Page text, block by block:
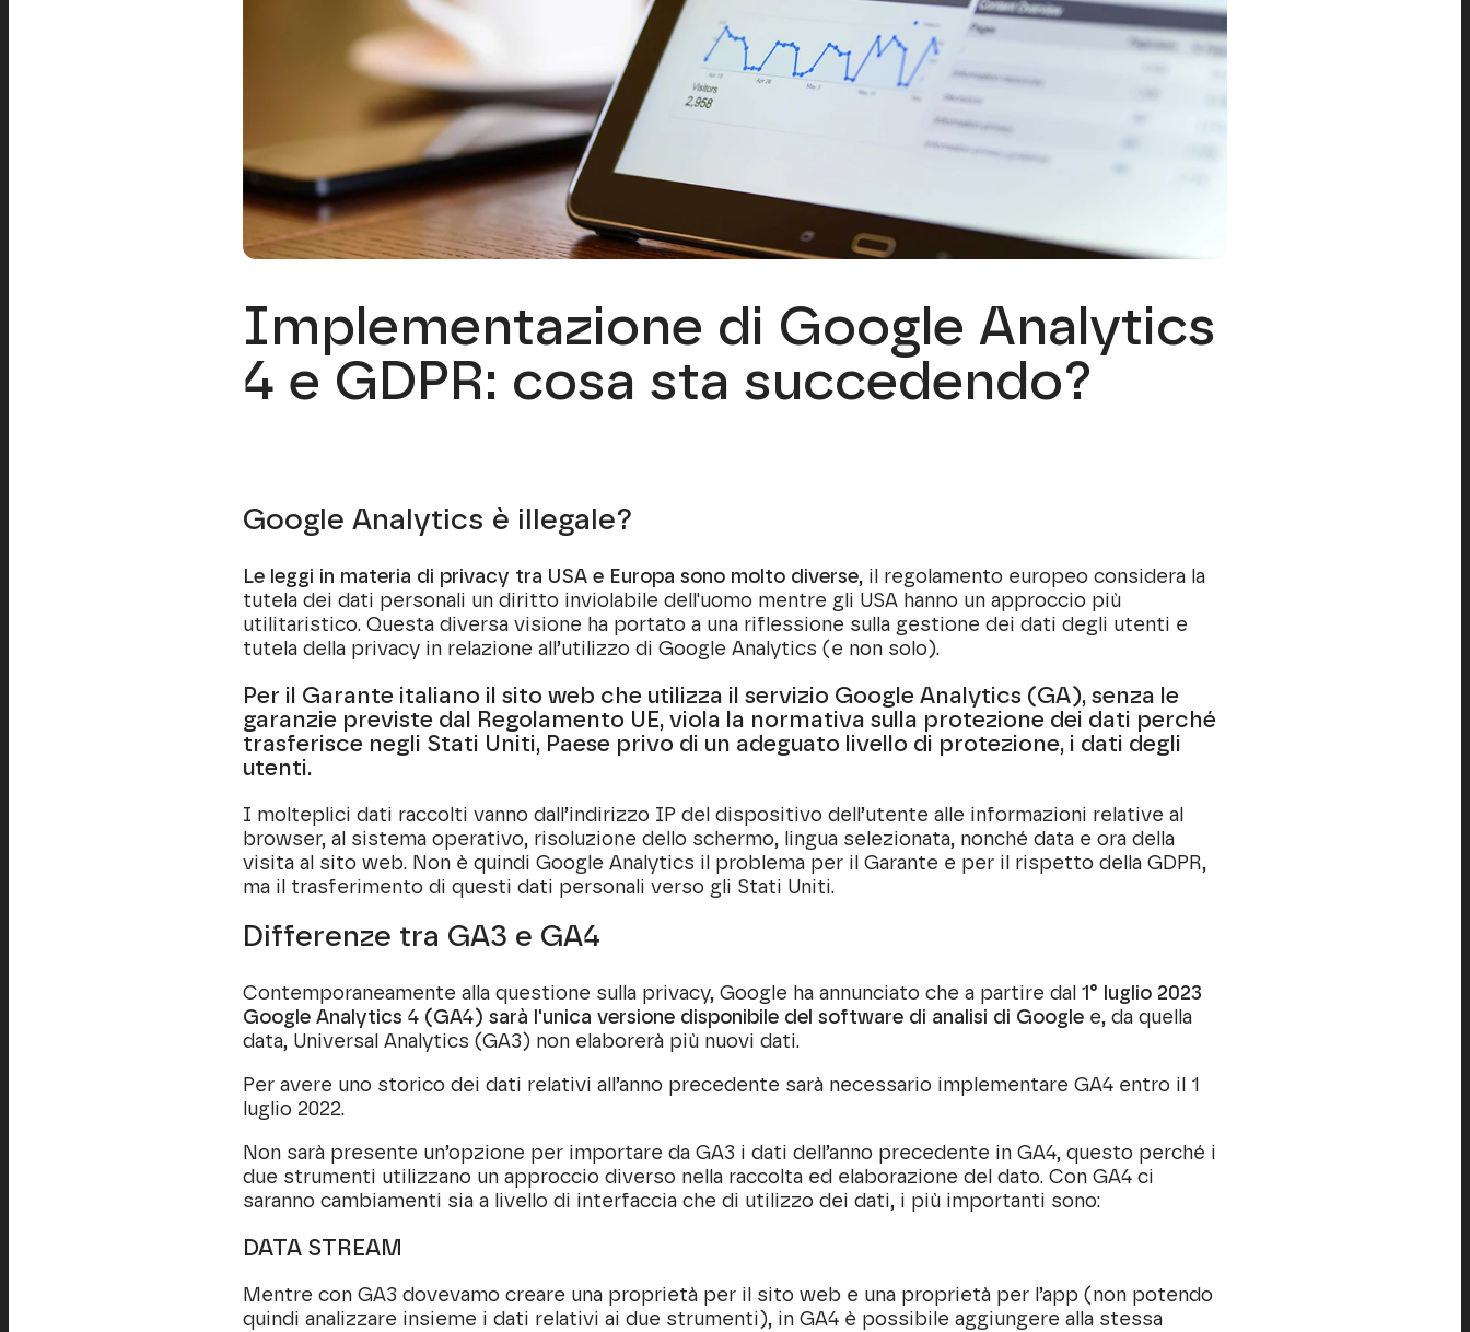
Implementazione di Google Analytics
4 e GDPR: cosa sta succedendo?
Google Analytics è illegale?
Le leggi in materia di privacy tra USA e Europa sono molto diverse, il regolamento europeo considera la
tutela dei dati personali un diritto inviolabile dell'uomo mentre gli USA hanno un approccio più
utilitaristico. Questa diversa visione ha portato a una riflessione sulla gestione dei dati degli utenti e
tutela della privacy in relazione all’utilizzo di Google Analytics (e non solo).
Per il Garante italiano il sito web che utilizza il servizio Google Analytics (GA), senza le
garanzie previste dal Regolamento UE, viola la normativa sulla protezione dei dati perché
trasferisce negli Stati Uniti, Paese privo di un adeguato livello di protezione, i dati degli
utenti.
I molteplici dati raccolti vanno dall’indirizzo IP del dispositivo dell’utente alle informazioni relative al
browser, al sistema operativo, risoluzione dello schermo, lingua selezionata, nonché data e ora della
visita al sito web. Non è quindi Google Analytics il problema per il Garante e per il rispetto della GDPR,
ma il trasferimento di questi dati personali verso gli Stati Uniti.
Differenze tra GA3 e GA4
Contemporaneamente alla questione sulla privacy, Google ha annunciato che a partire dal 1° luglio 2023
Google Analytics 4 (GA4) sarà l'unica versione disponibile del software di analisi di Google e, da quella
data, Universal Analytics (GA3) non elaborerà più nuovi dati.
Per avere uno storico dei dati relativi all’anno precedente sarà necessario implementare GA4 entro il 1
luglio 2022.
Non sarà presente un’opzione per importare da GA3 i dati dell’anno precedente in GA4, questo perché i
due strumenti utilizzano un approccio diverso nella raccolta ed elaborazione del dato. Con GA4 ci
saranno cambiamenti sia a livello di interfaccia che di utilizzo dei dati, i più importanti sono:
DATA STREAM
Mentre con GA3 dovevamo creare una proprietà per il sito web e una proprietà per l’app (non potendo
quindi analizzare insieme i dati relativi ai due strumenti), in GA4 è possibile aggiungere alla stessa